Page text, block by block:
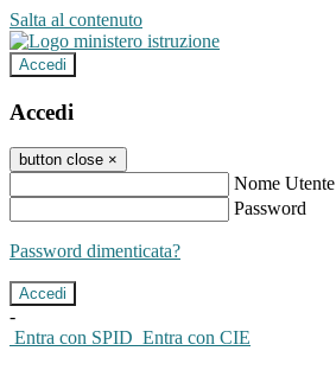
Salta al contenuto
Accedi
Accedi
button close ×
Nome Utente
Password
Password dimenticata?
-
Entra con SPID Entra con CIE